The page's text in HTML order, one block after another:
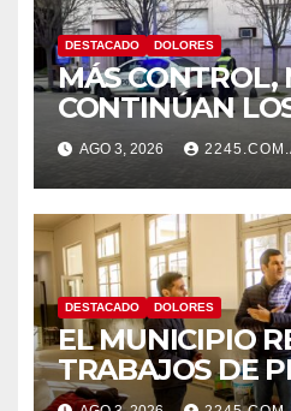
DESTACADO DOLORES
MÁS CONTROL,
CONTINÚAN
OPERATIVOS
DE TRÁNSITO
AGO 3, 2026
DESTACADO DOLORES
EL MUNICIPIO
TRABAJOS DE
LA ESCUELA N.º